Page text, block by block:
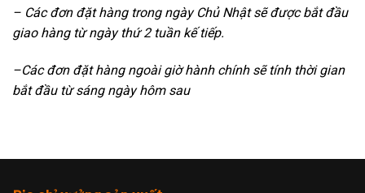
– Các đơn đặt hàng trong ngày Chủ Nhật sẽ được bắt đầu
giao hàng từ ngày thứ 2 tuần kế tiếp.
–Các đơn đặt hàng ngoài giờ hành chính sẽ tính thời gian
bắt đầu từ sáng ngày hôm sau